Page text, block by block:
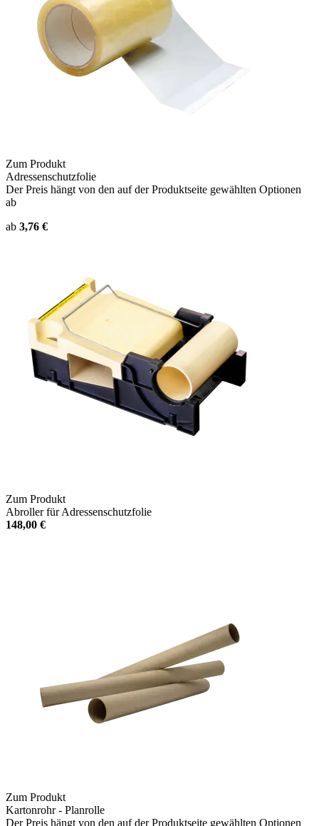
Zum Produkt
Adressenschutzfolie
Der Preis hängt von den auf der Produktseite gewählten Optionen
ab
ab 3,76 €
Zum Produkt
Abroller für Adressenschutzfolie
148,00 €
Zum Produkt
Kartonrohr - Planrolle
Der Preis hängt von den auf der Produktseite gewählten Optionen